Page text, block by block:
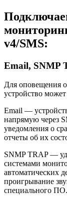
v4/SMS:
Email, SNMP
Для оповещения
устройство
Email —
напрямую через
уведомления о
отчеты об их
SNMP TRAP —
системами
автоматических
проигрывание
специального ПО.